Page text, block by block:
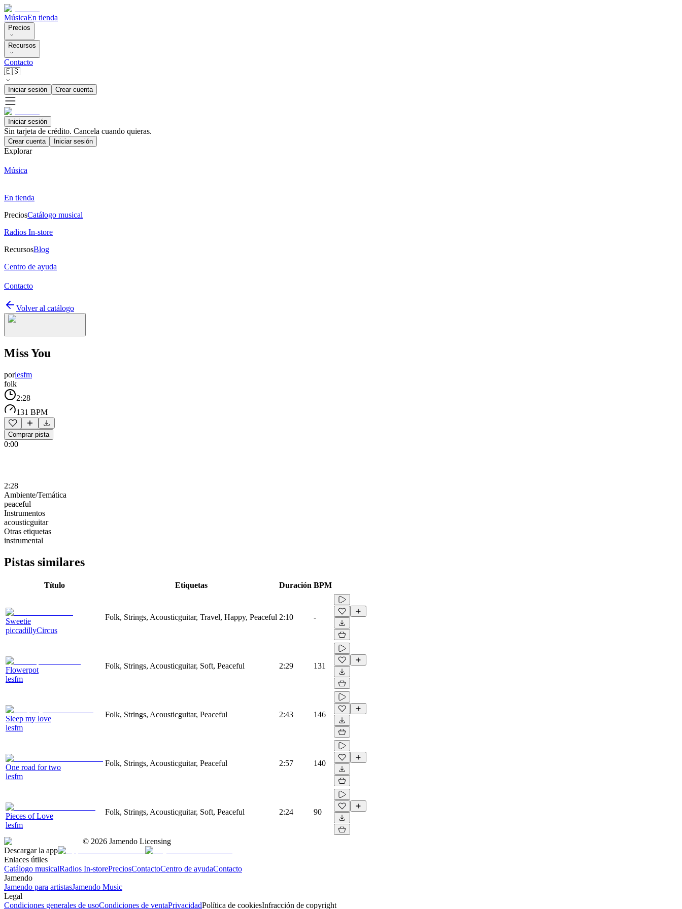
MúsicaEn tienda
Precios
Recursos
Contacto
🇪🇸
Iniciar sesión Crear cuenta
Iniciar sesión
Sin tarjeta de crédito. Cancela cuando quieras.
Crear cuenta Iniciar sesión
Explorar
Música
En tienda
PreciosCatálogo musical
Radios In-store
RecursosBlog
Centro de ayuda
Contacto
Volver al catálogo
Miss You
porlesfm
folk
2:28
131 BPM
Comprar pista
0:00
2:28
Ambiente/Temática
peaceful
Instrumentos
acousticguitar
Otras etiquetas
instrumental
Pistas similares
Título Etiquetas Duración BPM
Sweetie
piccadillyCircus
Folk, Strings, Acousticguitar, Travel, Happy, Peaceful 2:10 -
Flowerpot
lesfm
Folk, Strings, Acousticguitar, Soft, Peaceful 2:29 131
Sleep my love
lesfm
Folk, Strings, Acousticguitar, Peaceful 2:43 146
One road for two
lesfm
Folk, Strings, Acousticguitar, Peaceful 2:57 140
Pieces of Love
lesfm
Folk, Strings, Acousticguitar, Soft, Peaceful 2:24 90
© 2026 Jamendo Licensing
Descargar la app
Enlaces útiles
Catálogo musicalRadios In-storePreciosContactoCentro de ayudaContacto
Jamendo
Jamendo para artistasJamendo Music
Legal
Condiciones generales de usoCondiciones de ventaPrivacidadPolítica de cookiesInfracción de copyright